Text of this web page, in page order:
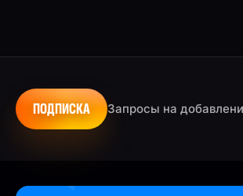
Запросы на
ПОДПИСКА